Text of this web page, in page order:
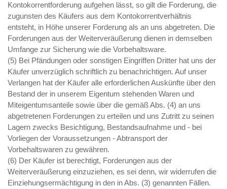
Kontokorrentforderung aufgehen lässt, so gilt die Forderung, die
zugunsten des Käufers aus dem Kontokorrentverhältnis
entsteht, in Höhe unserer Forderung als an uns abgetreten. Die
Forderungen aus der Weiterveräußerung dienen in demselben
Umfange zur Sicherung wie die Vorbehaltsware.
(5) Bei Pfändungen oder sonstigen Eingriffen Dritter hat uns der
Käufer unverzüglich schriftlich zu benachrichtigen. Auf unser
Verlangen hat der Käufer alle erforderlichen Auskünfte über den
Bestand der in unserem Eigentum stehenden Waren und
Miteigentumsanteile sowie über die gemäß Abs. (4) an uns
abgetretenen Forderungen zu erteilen und uns Zutritt zu seinen
Lagern zwecks Besichtigung, Bestandsaufnahme und - bei
Vorliegen der Voraussetzungen - Abtransport der
Vorbehaltswaren zu gewähren.
(6) Der Käufer ist berechtigt, Forderungen aus der
Weiterveräußerung einzuziehen, es sei denn, wir widerrufen die
Einziehungsermächtigung in den in Abs. (3) genannten Fällen.